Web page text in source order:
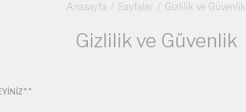
Anasayfa Sayfalar Gizlilik ve Güvenlik
Gizlilik ve Güvenlik